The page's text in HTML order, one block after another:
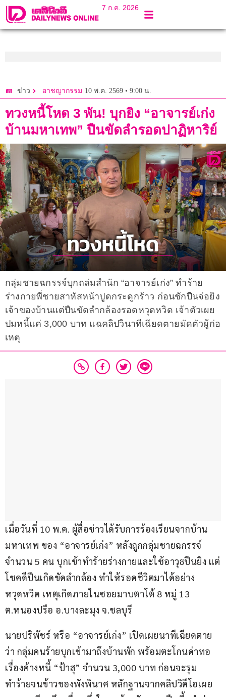
7 ก.ค. 2026
ข่าว อาชญากรรม 10 พ.ค. 2569 • 9:00 น.
ทวงหนี้โหด 3 พัน! บุกยิง “อาจารย์เก่ง
บ้านมหาเทพ” ปืนขัดลำรอดปาฏิหาริย์
กลุ่มชายฉกรรจ์บุกถล่มสำนัก “อาจารย์เก่ง” ทำร้าย
ร่างกายพี่ชายสาหัสหน้าปูดกระดูกร้าว ก่อนชักปืนจ่อยิง
เจ้าของบ้านแต่ปืนขัดลำกล้องรอดหวุดหวิด เจ้าตัวเผย
ปมหนี้แค่ 3,000 บาท แฉคลิปวินาทีเฉียดตายมัดตัวผู้ก่อ
เหตุ
เมื่อวันที่ 10 พ.ค. ผู้สื่อข่าวได้รับการร้องเรียนจากบ้าน
มหาเทพ ของ “อาจารย์เก่ง” หลังถูกกลุ่มชายฉกรรจ์
จำนวน 5 คน บุกเข้าทำร้ายร่างกายและใช้อาวุธปืนยิง แต่
โชคดีปืนเกิดขัดลำกล้อง ทำให้รอดชีวิตมาได้อย่าง
หวุดหวิด เหตุเกิดภายในซอยมาบตาโต้ 8 หมู่ 13
ต.หนองปรือ อ.บางละมุง จ.ชลบุรี
นายปริพัชร์ หรือ “อาจารย์เก่ง” เปิดเผยนาทีเฉียดตาย
ว่า กลุ่มคนร้ายบุกเข้ามาถึงบ้านพัก พร้อมตะโกนด่าทอ
เรื่องค้างหนี้ “ป้าสุ” จำนวน 3,000 บาท ก่อนจะรุม
ทำร้ายจนข้าวของพังพินาศ หลักฐานจากคลิปวิดีโอเผย